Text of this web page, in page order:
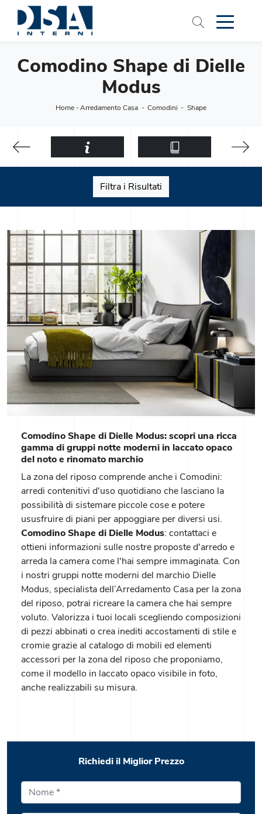
Comodino Shape di Dielle
Modus
Home-Arredamento Casa - Comodini - Shape
Filtra i Risultati
Comodino Shape di Dielle Modus: scopri una ricca
gamma di gruppi notte moderni in laccato opaco
del noto e rinomato marchio
La zona del riposo comprende anche i Comodini:
arredi contenitivi d'uso quotidiano che lasciano la
possibilità di sistemare piccole cose e potere
ususfruire di piani per appoggiare per diversi usi.
Comodino Shape di Dielle Modus: contattaci e
ottieni informazioni sulle nostre proposte d'arredo e
arreda la camera come l'hai sempre immaginata. Con
i nostri gruppi notte moderni del marchio Dielle
Modus, specialista dell’Arredamento Casa per la zona
del riposo, potrai ricreare la camera che hai sempre
voluto. Valorizza i tuoi locali scegliendo composizioni
di pezzi abbinati o crea inediti accostamenti di stile e
cromie grazie al catalogo di mobili ed elementi
accessori per la zona del riposo che proponiamo,
come il modello in laccato opaco visibile in foto,
anche realizzabili su misura.
Richiedi il Miglior Prezzo